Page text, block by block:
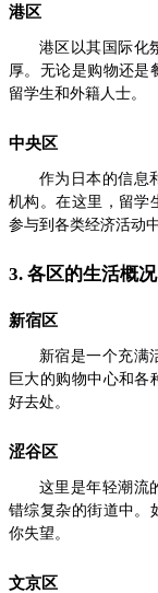
港区
港区以其国际化
厚。无论是购物还是
留学生和外籍人士。
中央区
作为日本的信息
机构。在这里，留学
参与到各类经济活动中
3. 各区的生活概况
新宿区
新宿是一个充满
巨大的购物中心和各
好去处。
涩谷区
这里是年轻潮流
错综复杂的街道中。
你失望。
文京区